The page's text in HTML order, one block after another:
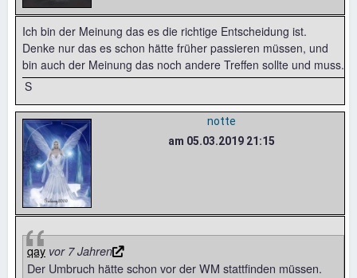
Ich bin der Meinung das es die richtige Entscheidung ist.
Denke nur das es schon hätte früher passieren müssen, und
bin auch der Meinung das noch andere Treffen sollte und muss.
S
notte
am 05.03.2019 21:15
qay vor 7 Jahren
Der Umbruch hätte schon vor der WM stattfinden müssen.